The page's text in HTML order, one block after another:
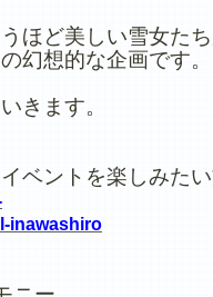
ほど美しい雪女た
幻想的な企画です。
きます。
ベントを楽しみた
inawashiro